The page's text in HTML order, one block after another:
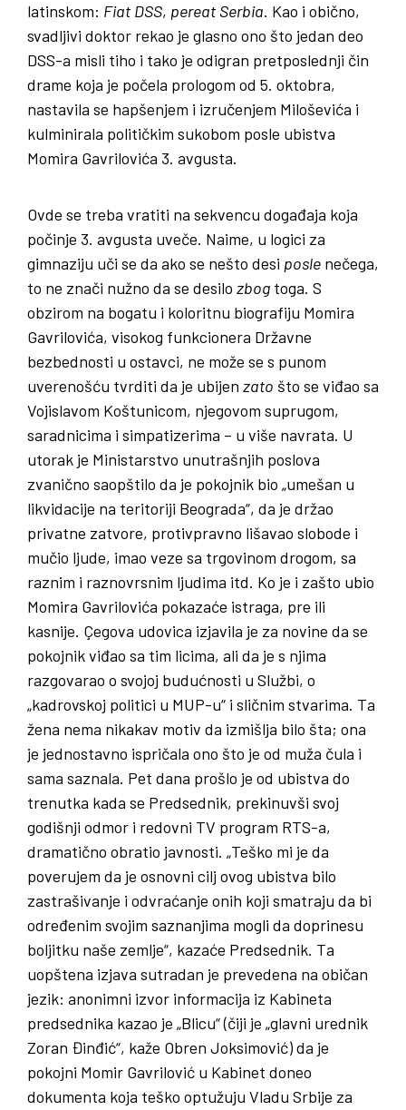
latinskom: Fiat DSS, pereat Serbia. Kao i obično,
svadljivi doktor rekao je glasno ono što jedan deo
DSS-a misli tiho i tako je odigran pretposlednji čin
drame koja je počela prologom od 5. oktobra,
nastavila se hapšenjem i izručenjem Miloševića i
kulminirala političkim sukobom posle ubistva
Momira Gavrilovića 3. avgusta.
Ovde se treba vratiti na sekvencu događaja koja
počinje 3. avgusta uveče. Naime, u logici za
gimnaziju uči se da ako se nešto desi posle nečega,
to ne znači nužno da se desilo zbog toga. S
obzirom na bogatu i koloritnu biografiju Momira
Gavrilovića, visokog funkcionera Državne
bezbednosti u ostavci, ne može se s punom
uverenošću tvrditi da je ubijen zato što se viđao sa
Vojislavom Koštunicom, njegovom suprugom,
saradnicima i simpatizerima – u više navrata. U
utorak je Ministarstvo unutrašnjih poslova
zvanično saopštilo da je pokojnik bio „umešan u
likvidacije na teritoriji Beograda“, da je držao
privatne zatvore, protivpravno lišavao slobode i
mučio ljude, imao veze sa trgovinom drogom, sa
raznim i raznovrsnim ljudima itd. Ko je i zašto ubio
Momira Gavrilovića pokazaće istraga, pre ili
kasnije. Çegova udovica izjavila je za novine da se
pokojnik viđao sa tim licima, ali da je s njima
razgovarao o svojoj budućnosti u Službi, o
„kadrovskoj politici u MUP-u“ i sličnim stvarima. Ta
žena nema nikakav motiv da izmišlja bilo šta; ona
je jednostavno ispričala ono što je od muža čula i
sama saznala. Pet dana prošlo je od ubistva do
trenutka kada se Predsednik, prekinuvši svoj
godišnji odmor i redovni TV program RTS-a,
dramatično obratio javnosti. „Teško mi je da
poverujem da je osnovni cilj ovog ubistva bilo
zastrašivanje i odvraćanje onih koji smatraju da bi
određenim svojim saznanjima mogli da doprinesu
boljitku naše zemlje“, kazaće Predsednik. Ta
uopštena izjava sutradan je prevedena na običan
jezik: anonimni izvor informacija iz Kabineta
predsednika kazao je „Blicu“ (čiji je „glavni urednik
Zoran Đinđić“, kaže Obren Joksimović) da je
pokojni Momir Gavrilović u Kabinet doneo
dokumenta koja teško optužuju Vladu Srbije za